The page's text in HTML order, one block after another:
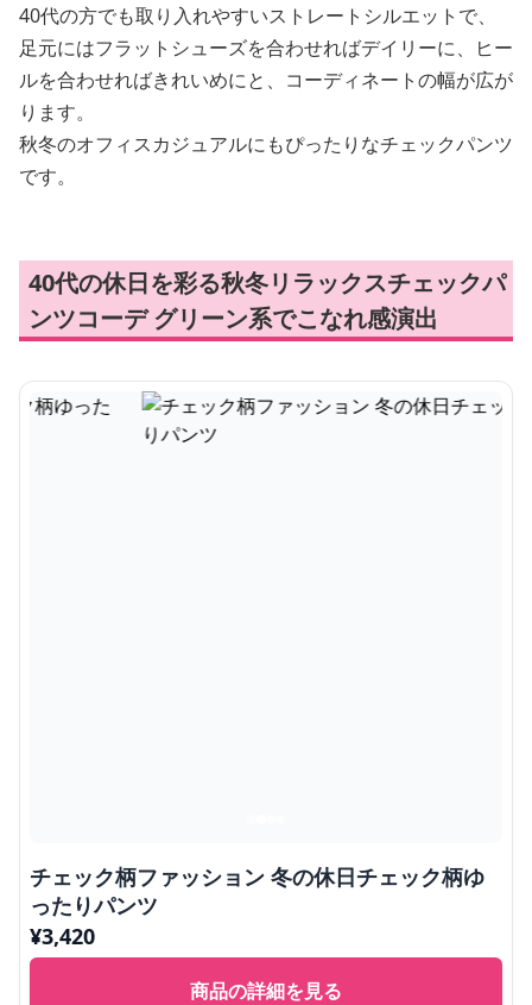
40代の方でも取り入れやすいストレートシルエットで、
足元にはフラットシューズを合わせればデイリーに、ヒー
ルを合わせればきれいめにと、コーディネートの幅が広が
ります。
秋冬のオフィスカジュアルにもぴったりなチェックパンツ
です。
40代の休日を彩る秋冬リラックスチェックパ
ンツコーデ グリーン系でこなれ感演出
チェック柄ファッション 冬の休日チェック柄ゆ
ったりパンツ
¥3,420
商品の詳細を見る